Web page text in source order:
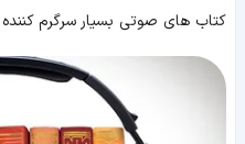
کتاب های صوتی بسیار سرگرم